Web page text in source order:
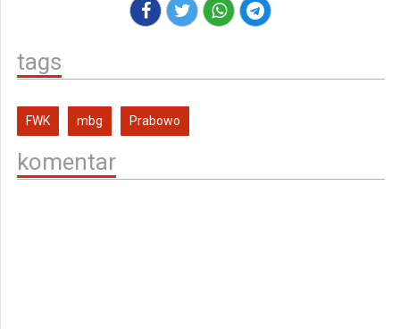
tags
FWK mbg Prabowo
komentar